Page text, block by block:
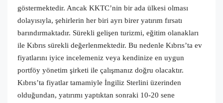
göstermektedir. Ancak KKTC’nin bir ada ülkesi olması
dolayısıyla, şehirlerin her biri ayrı birer yatırım fırsatı
barındırmaktadır. Sürekli gelişen turizmi, eğitim olanakları
ile Kıbrıs sürekli değerlenmektedir. Bu nedenle Kıbrıs’ta ev
fiyatlarını iyice incelemeniz veya kendinize en uygun
portföy yönetim şirketi ile çalışmanız doğru olacaktır.
Kıbrıs’ta fiyatlar tamamiyle İngiliz Sterlini üzerinden
olduğundan, yatırımı yaptıktan sonraki 10-20 sene